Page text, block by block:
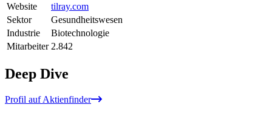
Website
tilray.com
Sektor
Gesundheitswesen
Industrie
Biotechnologie
Mitarbeiter 2.842
Deep Dive
Profil auf Aktienfinder